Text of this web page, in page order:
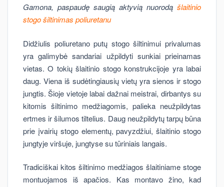
Gamona, paspaudę saugią aktyvią nuorodą šlaitinio
stogo šiltinimas poliuretanu
Didžiulis poliuretano putų stogo šiltinimui privalumas
yra galimybė sandariai užpildyti sunkiai prieinamas
vietas. O tokių šlaitinio stogo konstrukcijoje yra labai
daug. Viena iš sudėtingiausių vietų yra sienos ir stogo
jungtis. Šioje vietoje labai dažnai meistrai, dirbantys su
kitomis šiltinimo medžiagomis, palieka neužpildytas
ertmes ir šilumos tiltelius. Daug neužpildytų tarpų būna
prie įvairių stogo elementų, pavyzdžiui, šlaitinio stogo
jungtyje viršuje, jungtyse su tūriniais langais.
Tradiciškai kitos šiltinimo medžiagos šlaitiniame stoge
montuojamos iš apačios. Kas montavo žino, kad